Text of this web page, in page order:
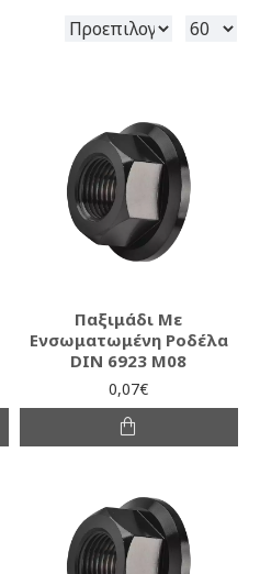
Παξιμάδι Mε
Ενσωματωμένη Ροδέλα
DIN 6923 M08
0,07€